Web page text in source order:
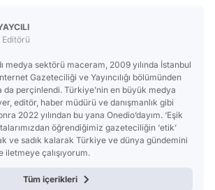
medya sektörü maceram, 2009 yılında İstanbul
Gazeteciliği ve Yayıncılığı bölümünden
da perçinlendi. Türkiye’nin en büyük medya
editör, haber müdürü ve danışmanlık gibi
2022 yılından bu yana Onedio’dayım. ‘Eşik
öğrendiğimiz gazeteciliğin ‘etik’
ve sadık kalarak Türkiye ve dünya gündemini
iletmeye çalışıyorum.
Tüm içerikleri